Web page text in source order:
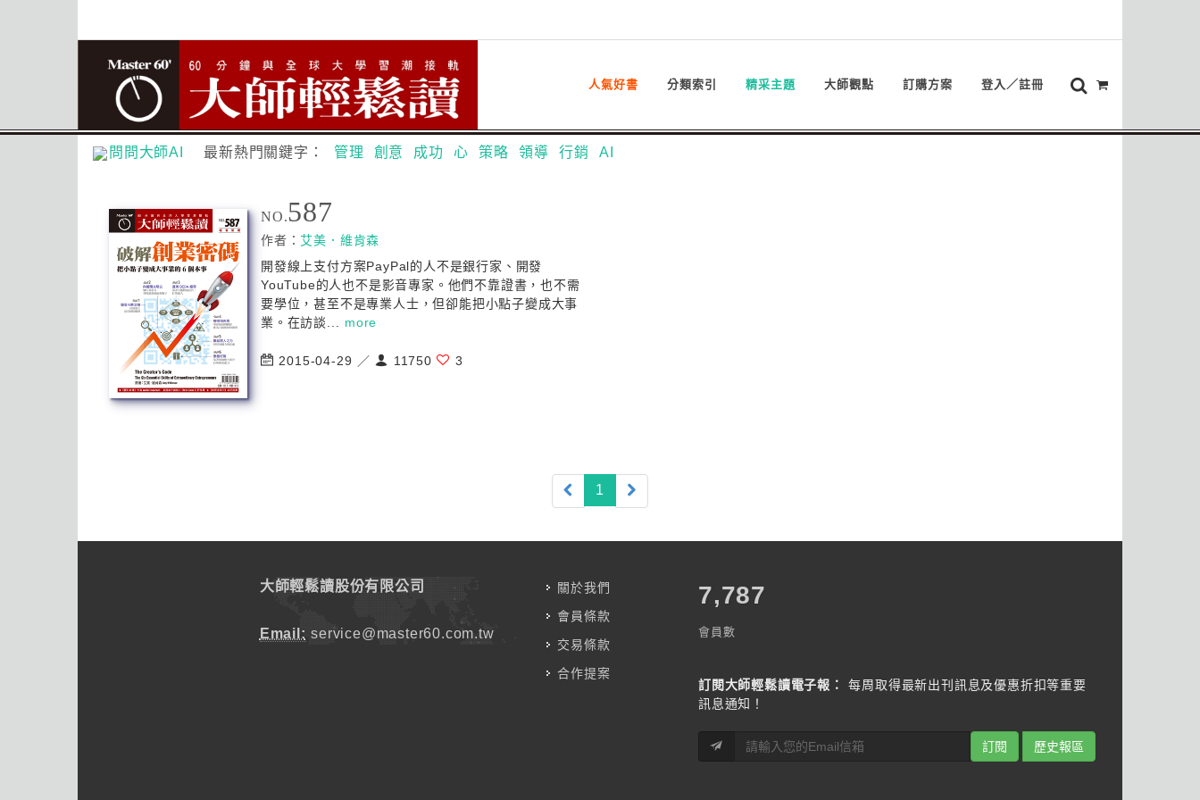
人氣好書 分類索引 精采主題 大師觀點 訂購方案 登入／註冊
問問大師AI 最新熱門關鍵字： 管理 創意 成功 心 策略 領導 行銷 AI
NO.587
作者：艾美．維肯森
開發線上支付方案PayPal的人不是銀行家、開發
YouTube的人也不是影音專家。他們不靠證書，也不需
要學位，甚至不是專業人士，但卻能把小點子變成大事
業。在訪談... more
2015-04-29 ／ 11750 3
1 (current)
大師輕鬆讀股份有限公司
Email: service@master60.com.tw
關於我們
會員條款
交易條款
合作提案
7,787
會員數
訂閱大師輕鬆讀電子報：
每周取得最新出刊訊息及優惠折扣等重要
訊息通知！
訂閱 歷史報區